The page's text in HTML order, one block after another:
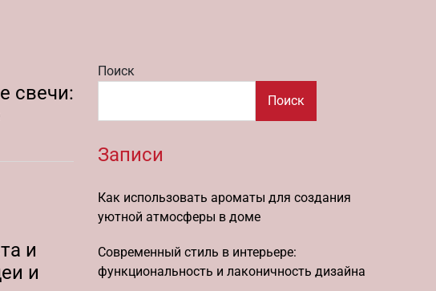
свечи:
и
и
Поиск
Поиск
Записи
Как использовать ароматы для создания
уютной атмосферы в доме
Современный стиль в интерьере:
функциональность и лаконичность дизайна